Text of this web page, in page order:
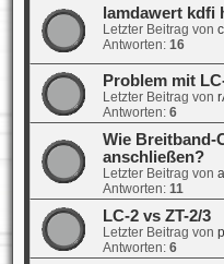
lamdawert kdfi
Letzter Beitrag von
Antworten: 16
Problem mit
Letzter Beitrag von
Antworten: 6
Wie Breitband-
anschließen?
Letzter Beitrag von
Antworten: 11
LC-2 vs ZT-2/3
Letzter Beitrag von
Antworten: 6